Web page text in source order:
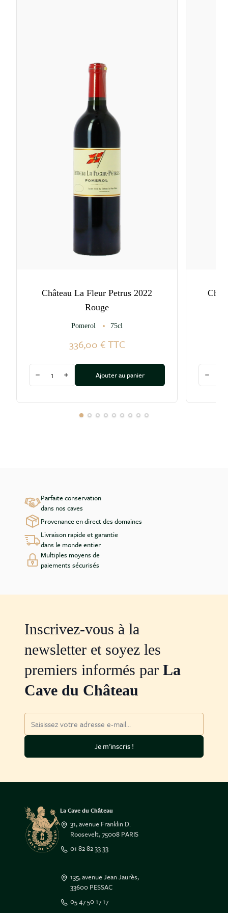
Château La Fleur Petrus 2022
Rouge
Pomerol 75cl
336,00 €TTC
Diminuer la quantité
Augmenter la quantité
Ajouter au panier
Parfaite conservation
dans nos caves
Provenance en direct des domaines
Livraison rapide et garantie
dans le monde entier
Multiples moyens de
paiements sécurisés
Inscrivez-vous à la
newsletter et soyez les
premiers informés par La
Cave du Château
Je m’inscris !
La Cave du Château
31, avenue Franklin D.
Roosevelt, 75008 PARIS
01 82 82 33 33
135, avenue Jean Jaurès,
33600 PESSAC
05 47 50 17 17